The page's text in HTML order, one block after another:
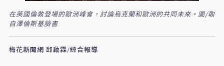
在英國倫敦登場的歐洲峰會，討論烏克蘭和歐洲的共同未來。圖/取
自澤倫斯基臉書
梅花新聞網 邱啟霖/綜合報導